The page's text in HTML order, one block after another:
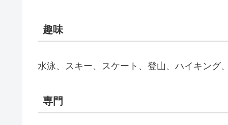
趣味
水泳、スキー、スケート、登山、ハイキング
専門